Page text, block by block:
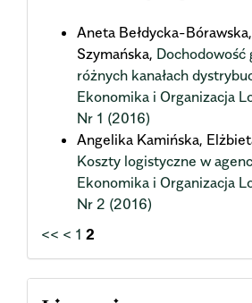
Aneta Bełdycka-
Szymańska, Dochodowość
różnych kanałach
Ekonomika i Organizacja
Nr 1 (2016)
Angelika Kamińska,
Koszty logistyczne w
Ekonomika i Organizacja
Nr 2 (2016)
<< < 1 2